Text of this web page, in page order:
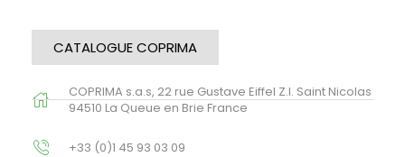
CATALOGUE COPRIMA
COPRIMA s.a.s, 22 rue Gustave Eiffel Z.I. Saint Nicolas
94510 La Queue en Brie France
+33 (0)1 45 93 03 09